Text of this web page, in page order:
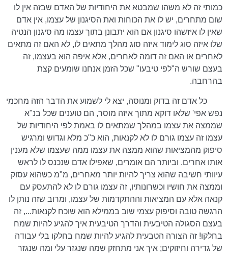
כמותי זה לא משהו שמבטא את היחודיות של האדם שבזה אין לו
שום מתחרים, יש לו את הכוחות ואת הסיגנון של עצמו, אין אדם
שאין לו איזשהו סיגנון אם הוא יתבונן בתוך עצמו מה סיגנון הנטיה
שלו איזה סוג לימוד איזה סוג מהלך מתאים לו, לא האם זה מתאים
לאחרים או האם זה דומה לאחרים, אלא איפה הוא בעצמו, זה
בעצם שורש ה"לפי טיבעו" שכל הזמן אנחנו שומעים קצת
בהרחבה.
כל אדם זה בדוק ומנוסה, יצא לי לשמוע את הדבר הזה מחכמי
נפש אפי' שלאו דוקא מתוך איזה מוסר, הם טוענים שכל בנ"א
שממצה את עצמו במהלך שמתאים לו באמת לפי היחודיות של
עצמו זה עצמו גורם לו לא לקנאות, הוא כ"כ מלא וגדוש ומרגיש
סיפוק מהמציאות שהוא ממצה את עצמו ממה שעצמו שלא מענין
אותו אחרים. וביותר הם אומרים, שאפילו אדם שנכנס לו לראש
עיוותי חשיבה שהוא צריך להיות יותר מאחרים, מ"מ כשהוא עסוק
וממצה את חושיו וכשרונותיו, זה עצמו גורם לו לא להתעסק עם
קנאה אלא עם המציאות וההתקדמות של עצמו, ומרוב שזה נותן לו
הרגשה טובה וסיפוק עצמי שוב בממילא הוא שוכח לקנאות..., זה
בעצם הסגולה הטיבעית והדרך הטיבעית איך להגיע להיות שמח
בחלקו! זה הצורה הטבעית להגיע להיות שמח בחלקו בלי עבודה
של גדירה וחיזוקים; איך אני מתחזק שמה שנגזר עלי ומה שנגזר